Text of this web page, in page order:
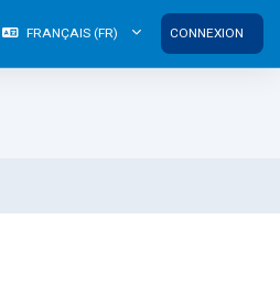
FRANÇAIS ‎(FR)‎ CONNEXION